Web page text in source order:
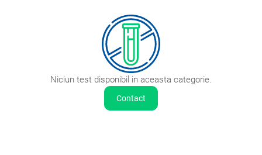
Niciun test disponibil in aceasta categorie.
Contact